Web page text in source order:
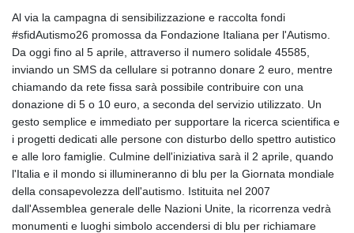
Al via la campagna di sensibilizzazione e raccolta fondi
#sfidAutismo26 promossa da Fondazione Italiana per l'Autismo.
Da oggi fino al 5 aprile, attraverso il numero solidale 45585,
inviando un SMS da cellulare si potranno donare 2 euro, mentre
chiamando da rete fissa sarà possibile contribuire con una
donazione di 5 o 10 euro, a seconda del servizio utilizzato. Un
gesto semplice e immediato per supportare la ricerca scientifica e
i progetti dedicati alle persone con disturbo dello spettro autistico
e alle loro famiglie. Culmine dell'iniziativa sarà il 2 aprile, quando
l'Italia e il mondo si illumineranno di blu per la Giornata mondiale
della consapevolezza dell'autismo. Istituita nel 2007
dall'Assemblea generale delle Nazioni Unite, la ricorrenza vedrà
monumenti e luoghi simbolo accendersi di blu per richiamare